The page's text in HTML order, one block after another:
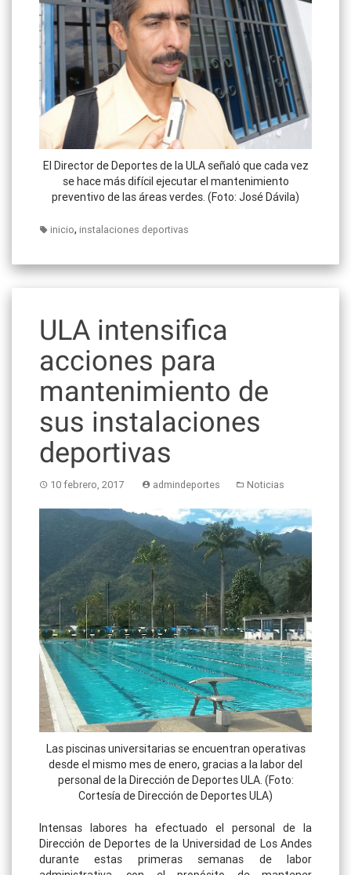
El Director de Deportes de la ULA señaló que cada vez
se hace más difícil ejecutar el mantenimiento
preventivo de las áreas verdes. (Foto: José Dávila)
inicio, instalaciones deportivas
ULA intensifica
acciones para
mantenimiento de
sus instalaciones
deportivas
10 febrero, 2017 admindeportes Noticias
Las piscinas universitarias se encuentran operativas
desde el mismo mes de enero, gracias a la labor del
personal de la Dirección de Deportes ULA. (Foto:
Cortesía de Dirección de Deportes ULA)
Intensas labores ha efectuado el personal de la
Dirección de Deportes de la Universidad de Los Andes
durante estas primeras semanas de labor